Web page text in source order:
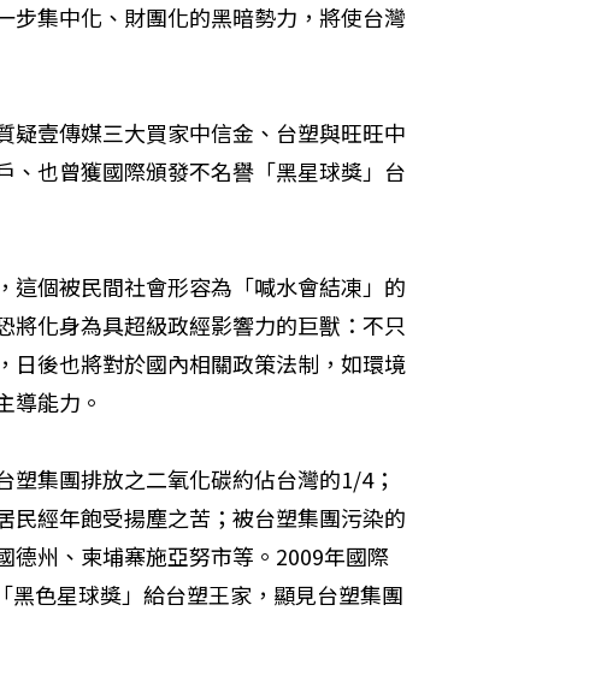
步集中化、財團化的黑暗勢力，將使台灣
疑壹傳媒三大買家中信金、台塑與旺旺中
、也曾獲國際頒發不名譽「黑星球獎」台
這個被民間社會形容為「喊水會結凍」的
將化身為具超級政經影響力的巨獸：不只
日後也將對於國內相關政策法制，如環境
導能力。
集團排放之二氧化碳約佔台灣的1/4；
民經年飽受揚塵之苦；被台塑集團污染的
德州、柬埔寨施亞努市等。2009年國際
色星球獎」給台塑王家，顯見台塑集團